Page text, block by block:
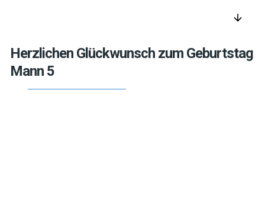
arrow_downward
Herzlichen Glückwunsch zum Geburtstag
Mann 5